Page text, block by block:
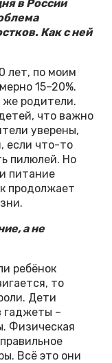
в России
Как с ней
лет, по моим
15–20%.
же родители.
что важно
уверены,
если что-то
пилюлей. Но
питание
продолжает
а не
ребёнок
то
Дети
гаджеты –
Физическая
Всё это они